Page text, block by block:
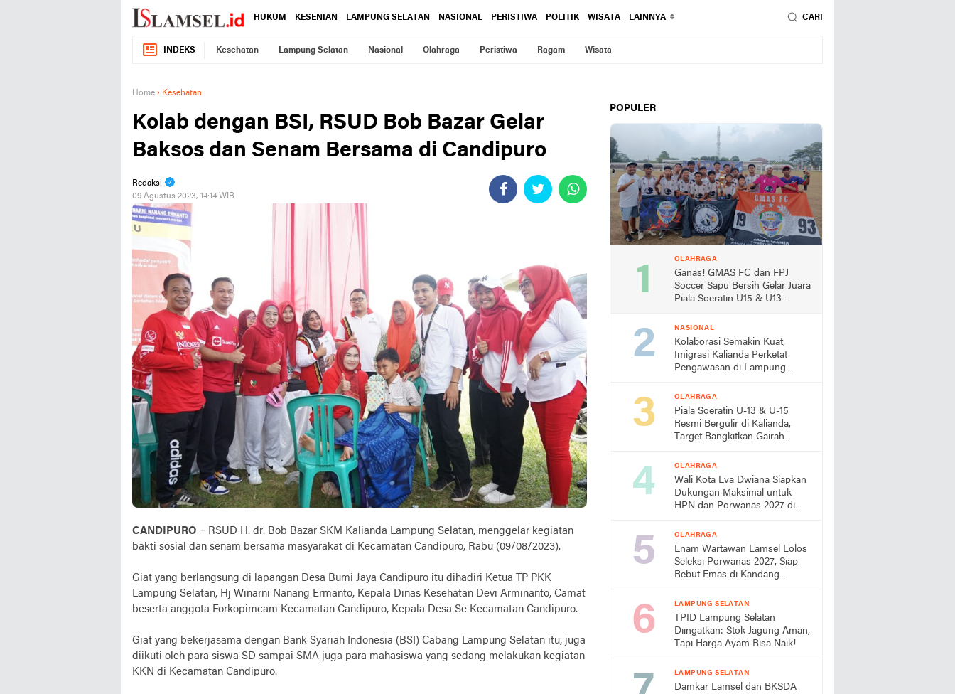
HUKUM KESENIAN LAMPUNG SELATAN NASIONAL PERISTIWA POLITIK WISATA LAINNYA CARI
INDEKS Kesehatan Lampung Selatan Nasional Olahraga Peristiwa Ragam Wisata
Home › Kesehatan
Kolab dengan BSI, RSUD Bob Bazar Gelar
Baksos dan Senam Bersama di Candipuro
Redaksi
09 Agustus 2023, 14:14 WIB
CANDIPURO – RSUD H. dr. Bob Bazar SKM Kalianda Lampung Selatan, menggelar kegiatan
bakti sosial dan senam bersama masyarakat di Kecamatan Candipuro, Rabu (09/08/2023).
Giat yang berlangsung di lapangan Desa Bumi Jaya Candipuro itu dihadiri Ketua TP PKK
Lampung Selatan, Hj Winarni Nanang Ermanto, Kepala Dinas Kesehatan Devi Arminanto, Camat
beserta anggota Forkopimcam Kecamatan Candipuro, Kepala Desa Se Kecamatan Candipuro.
Giat yang bekerjasama dengan Bank Syariah Indonesia (BSI) Cabang Lampung Selatan itu, juga
diikuti oleh para siswa SD sampai SMA juga para mahasiswa yang sedang melakukan kegiatan
KKN di Kecamatan Candipuro.
POPULER
OLAHRAGA
Ganas! GMAS FC dan FPJ
Soccer Sapu Bersih Gelar Juara
Piala Soeratin U15 & U13
NASIONAL
Kolaborasi Semakin Kuat,
Imigrasi Kalianda Perketat
Pengawasan di Lampung
OLAHRAGA
Piala Soeratin U-13 & U-15
Resmi Bergulir di Kalianda,
Target Bangkitkan Gairah
OLAHRAGA
Wali Kota Eva Dwiana Siapkan
Dukungan Maksimal untuk
HPN dan Porwanas 2027 di
OLAHRAGA
Enam Wartawan Lamsel Lolos
Seleksi Porwanas 2027, Siap
Rebut Emas di Kandang
LAMPUNG SELATAN
TPID Lampung Selatan
Diingatkan: Stok Jagung Aman,
Tapi Harga Ayam Bisa Naik!
LAMPUNG SELATAN
Damkar Lamsel dan BKSDA